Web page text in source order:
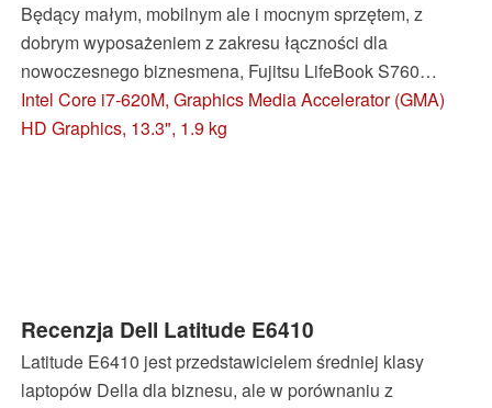
Będący małym, mobilnym ale i mocnym sprzętem, z
dobrym wyposażeniem z zakresu łączności dla
nowoczesnego biznesmena, Fujitsu LifeBook S760
próbuje połączyć wysoką wydajność z przyzwoitym
czasem pracy na akumulatorze. Zobaczmy, ile wart jest
Intel Core i7-620M, Graphics Media Accelerator (GMA)
HD Graphics, 13.3", 1.9 kg
Recenzja Dell Latitude E6410
Latitude E6410 jest przedstawicielem średniej klasy
laptopów Della dla biznesu, ale w porównaniu z